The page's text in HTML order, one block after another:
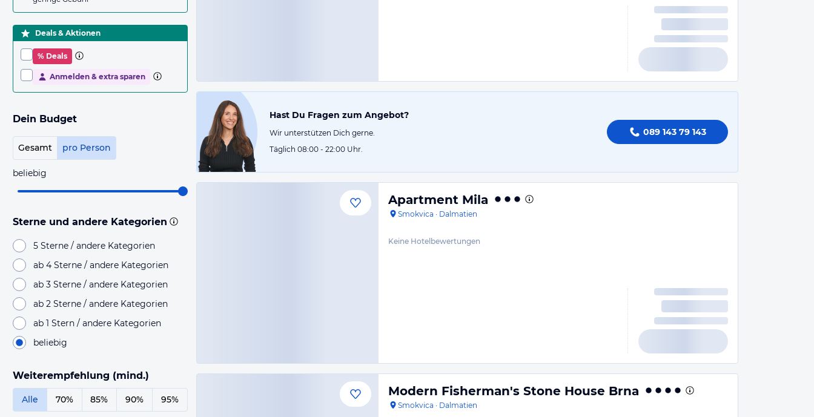
Deals & Aktionen
% Deals
Anmelden & extra sparen
Dein Budget
Gesamt pro Person
beliebig
Sterne und andere Kategorien
5 Sterne / andere Kategorien
ab 4 Sterne / andere Kategorien
ab 3 Sterne / andere Kategorien
ab 2 Sterne / andere Kategorien
ab 1 Stern / andere Kategorien
beliebig
Weiterempfehlung (mind.)
Alle 70% 85% 90% 95%
Hast Du Fragen zum Angebot?
Wir unterstützen Dich gerne.
Täglich 08:00 - 22:00 Uhr.
089 143 79 143
Apartment Mila
Smokvica · Dalmatien
Keine Hotelbewertungen
Modern Fisherman's Stone House Brna
Smokvica · Dalmatien